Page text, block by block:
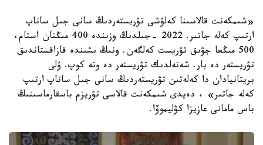
«شىمكەنت قالاسىنا كەلۋشى تۋريستەردىڭ سانى جىل ساناپ
ارتىپ كەلە جاتىر. 2022 -جىلدىڭ وزىندە 400 مىڭنان استام،
500 مىڭعا جۋىق تۋريست كەلگەن. ونىڭ ىشىندە قازاقستاندىق
تۋريستەر دە بار. شەتەلدىك تۋريستەر دە وتە كوپ. ۇلى
بريتانيادان دا كەلەتىن تۋريستەردىڭ سانى جىل ساناپ ارتىپ
كەلە جاتىر» ، دەيدى شىمكەنت قالاسى تۋريزم باسقارماسىنىڭ
باس مامانى عازيزا كۋليموۆا.